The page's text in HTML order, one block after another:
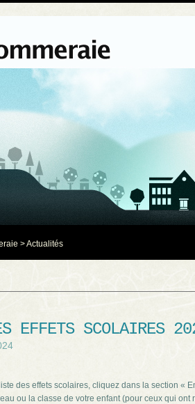
>Actualités
EFFETS SCOLAIRES
des effets scolaires, cliquez dans la section «
ou la classe de votre enfant (pour ceux qui ont